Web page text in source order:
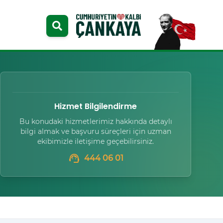
Hizmet Bilgilendirme
Bu konudaki hizmetlerimiz hakkında detaylı
bilgi almak ve başvuru süreçleri için uzman
ekibimizle iletişime geçebilirsiniz.
support_agent 444 06 01